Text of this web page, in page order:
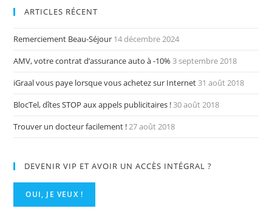
ARTICLES RÉCENT
Remerciement Beau-Séjour 14 décembre 2024
AMV, votre contrat d’assurance auto à -10% 3 septembre 2018
iGraal vous paye lorsque vous achetez sur Internet31 août 2018
BlocTel, dîtes STOP aux appels publicitaires !30 août 2018
Trouver un docteur facilement !27 août 2018
DEVENIR VIP ET AVOIR UN ACCÈS INTÉGRAL ?
OUI, JE VEUX !